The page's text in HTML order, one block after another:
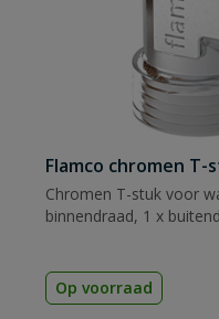
Flamco chromen T-
Chromen T-stuk voor
binnendraad, 1 x
Op voorraad